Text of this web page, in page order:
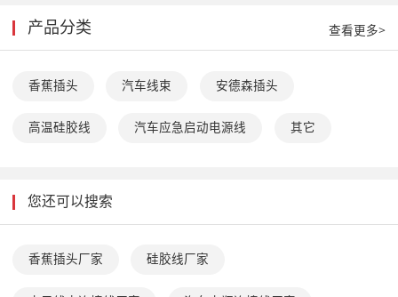
查看更多>
产品分类
香蕉插头 汽车线束 安德森插头
高温硅胶线 汽车应急启动电源线 其它
您还可以搜索
香蕉插头厂家 硅胶线厂家